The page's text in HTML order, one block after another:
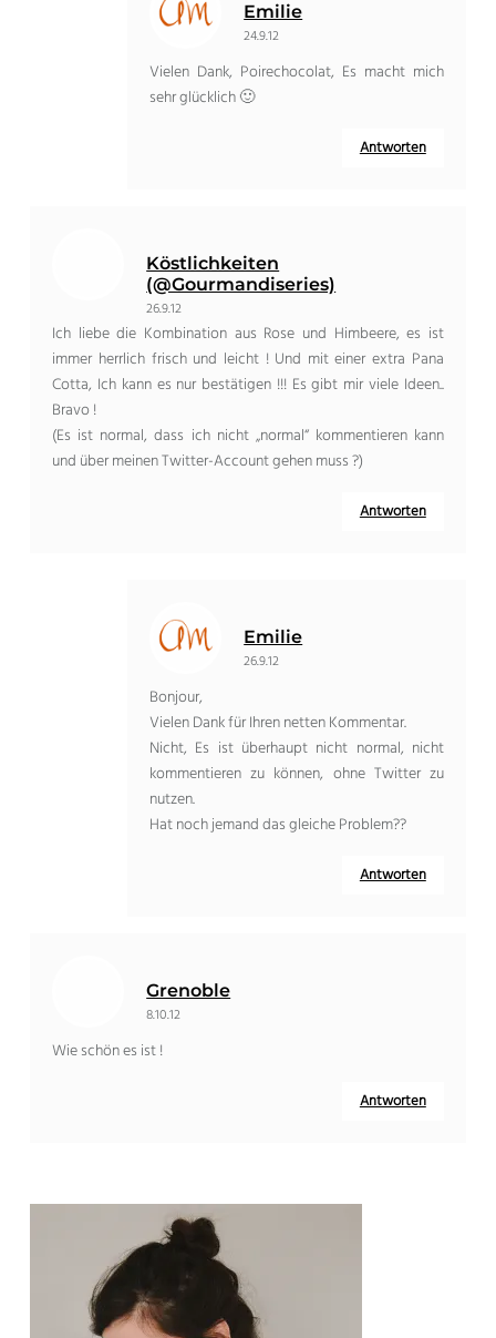
Emilie
24.9.12
Vielen Dank, Poirechocolat, Es macht mich
sehr glücklich 🙂
Antworten
Köstlichkeiten
(@Gourmandiseries)
26.9.12
Ich liebe die Kombination aus Rose und Himbeere, es ist
immer herrlich frisch und leicht ! Und mit einer extra Pana
Cotta, Ich kann es nur bestätigen !!! Es gibt mir viele Ideen..
Bravo !
(Es ist normal, dass ich nicht „normal“ kommentieren kann
und über meinen Twitter-Account gehen muss ?)
Antworten
Emilie
26.9.12
Bonjour,
Vielen Dank für Ihren netten Kommentar.
Nicht, Es ist überhaupt nicht normal, nicht
kommentieren zu können, ohne Twitter zu
nutzen.
Hat noch jemand das gleiche Problem??
Antworten
Grenoble
8.10.12
Wie schön es ist !
Antworten